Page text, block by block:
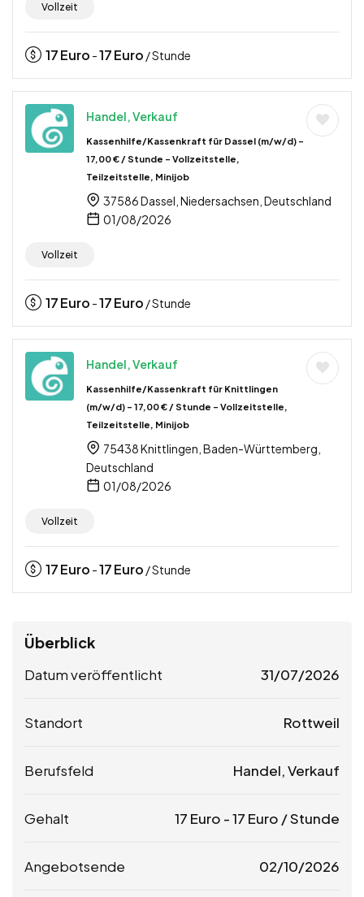
Vollzeit
17Euro -17Euro / Stunde
Handel, Verkauf
Kassenhilfe/Kassenkraft für Dassel (m/w/d) –
17,00 € / Stunde – Vollzeitstelle,
Teilzeitstelle, Minijob
37586 Dassel, Niedersachsen, Deutschland
01/08/2026
Vollzeit
17Euro -17Euro / Stunde
Handel, Verkauf
Kassenhilfe/Kassenkraft für Knittlingen
(m/w/d) – 17,00 € / Stunde – Vollzeitstelle,
Teilzeitstelle, Minijob
75438 Knittlingen, Baden-Württemberg,
Deutschland
01/08/2026
Vollzeit
17Euro -17Euro / Stunde
Überblick
Datum veröffentlicht 31/07/2026
Standort Rottweil
Berufsfeld Handel, Verkauf
Gehalt 17 Euro -17 Euro / Stunde
Angebotsende 02/10/2026